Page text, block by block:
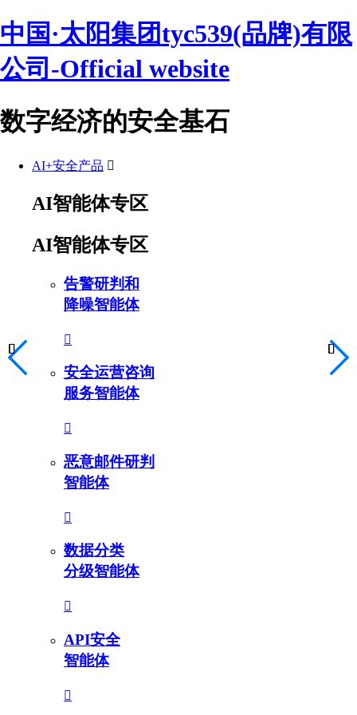
中国·太阳集团tyc539(品牌)有限
公司-Official website
数字经济的安全基石
AI+安全产品
AI智能体专区
AI智能体专区
告警研判和
降噪智能体
安全运营咨询
服务智能体
恶意邮件研判
智能体
数据分类
分级智能体
API安全
智能体